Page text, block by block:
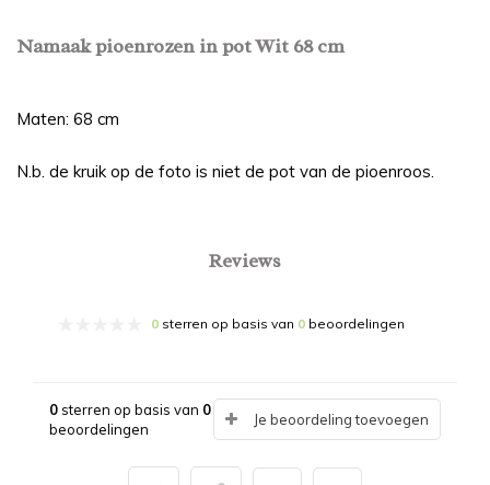
Namaak pioenrozen in pot Wit 68 cm
Maten: 68 cm
N.b. de kruik op de foto is niet de pot van de pioenroos.
Reviews
0 sterren op basis van 0 beoordelingen
0sterren op basis van 0
beoordelingen
Je beoordeling toevoegen